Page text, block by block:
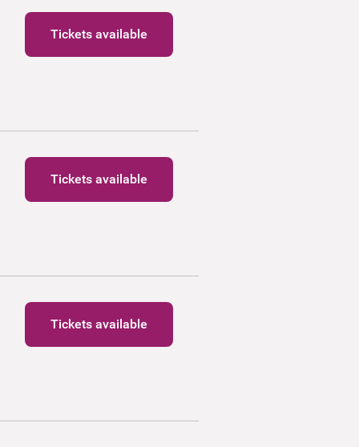
Tickets available
Tickets available
Tickets available